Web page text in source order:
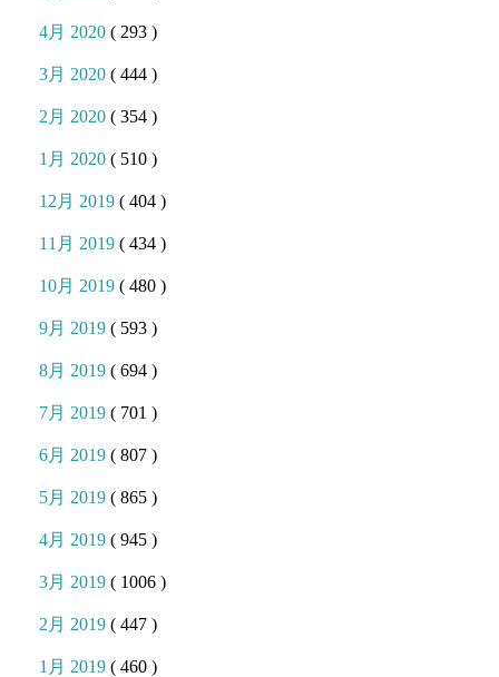
4月 2020( 293 )
3月 2020( 444 )
2月 2020( 354 )
1月 2020( 510 )
12月 2019( 404 )
11月 2019( 434 )
10月 2019( 480 )
9月 2019( 593 )
8月 2019( 694 )
7月 2019( 701 )
6月 2019( 807 )
5月 2019( 865 )
4月 2019( 945 )
3月 2019( 1006 )
2月 2019( 447 )
1月 2019( 460 )